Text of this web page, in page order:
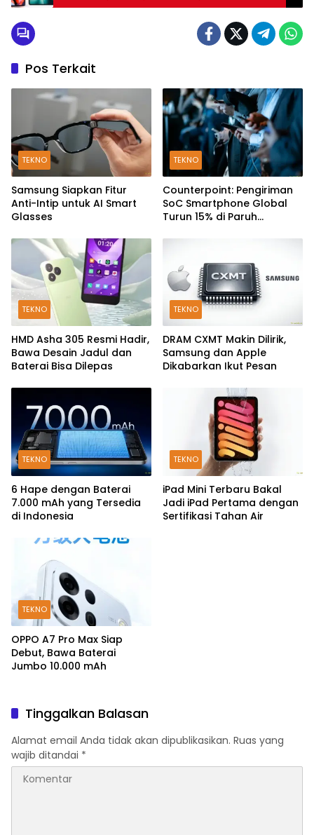
dengan Perbedaan Harga yang Dua Kali
Pos Terkait
TEKNO
Samsung Siapkan Fitur
Anti-Intip untuk AI Smart
Glasses
TEKNO
Counterpoint: Pengiriman
SoC Smartphone Global
Turun 15% di Paruh
TEKNO
HMD Asha 305 Resmi Hadir,
Bawa Desain Jadul dan
Baterai Bisa Dilepas
TEKNO
DRAM CXMT Makin Dilirik,
Samsung dan Apple
Dikabarkan Ikut Pesan
TEKNO
6 Hape dengan Baterai
7.000 mAh yang Tersedia
di Indonesia
TEKNO
iPad Mini Terbaru Bakal
Jadi iPad Pertama dengan
Sertifikasi Tahan Air
TEKNO
OPPO A7 Pro Max Siap
Debut, Bawa Baterai
Jumbo 10.000 mAh
Tinggalkan Balasan
Alamat email Anda tidak akan dipublikasikan. Ruas yang
wajib ditandai *